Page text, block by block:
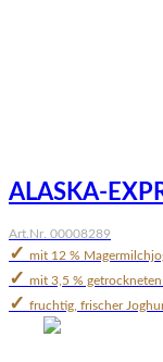
ALASKA-
Art.Nr. 00008289
✓ mit 12 %
✓ mit 3,5 % getrockneten
✓ fruchtig, frischer